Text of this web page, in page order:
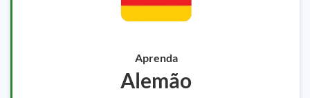
Aprenda
Alemão